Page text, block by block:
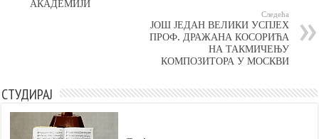
АКАДЕМИЈИ
Следећа
ЈОШ ЈЕДАН ВЕЛИКИ УСПЈЕХ
ПРОФ. ДРАЖАНА КОСОРИЋА
НА ТАКМИЧЕЊУ
КОМПОЗИТОРА У МОСКВИ
СТУДИРАЈ